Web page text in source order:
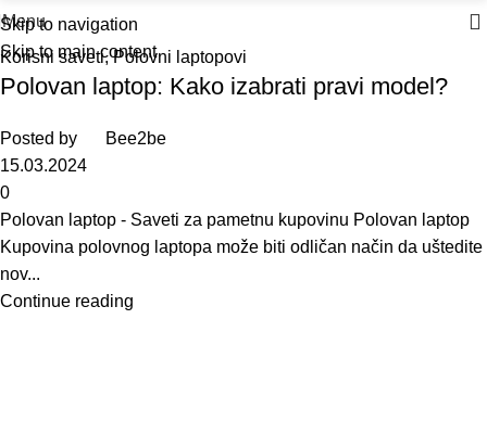
Skip to navigation
Skip to main content
Menu
Korisni saveti,Polovni laptopovi
Polovan laptop: Kako izabrati pravi model?
Posted by
Bee2be
15.03.2024
0
Polovan laptop - Saveti za pametnu kupovinu Polovan laptop
Kupovina polovnog laptopa može biti odličan način da uštedite
nov...
Continue reading